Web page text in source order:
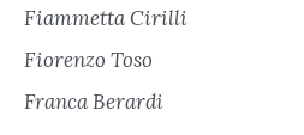
Fiammetta Cirilli
Fiorenzo Toso
Franca Berardi